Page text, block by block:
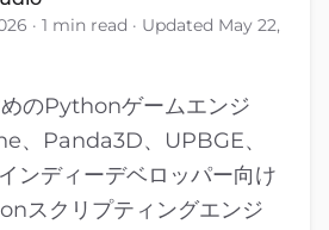
· 1 min read · Updated May 22,
のPythonゲームエンジ
、Panda3D、UPBGE、
ンディーデベロッパー向け
スクリプティングエンジ